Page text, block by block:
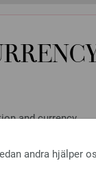
and currency.
andra hjälper
Design-trä:
Rundsticka
mm; längd ca. 80